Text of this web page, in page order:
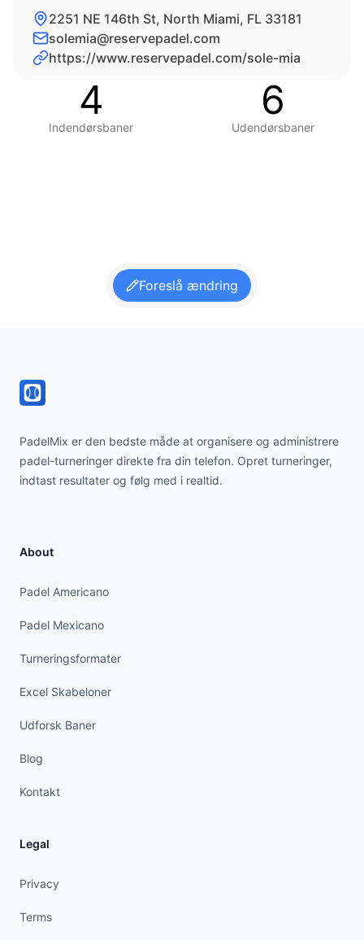
2251 NE 146th St, North Miami, FL 33181
solemia@reservepadel.com
https://www.reservepadel.com/sole-mia
4
Indendørsbaner
6
Udendørsbaner
Foreslå ændring
PadelMix er den bedste måde at organisere og administrere
padel-turneringer direkte fra din telefon. Opret turneringer,
indtast resultater og følg med i realtid.
About
Padel Americano
Padel Mexicano
Turneringsformater
Excel Skabeloner
Udforsk Baner
Blog
Kontakt
Legal
Privacy
Terms